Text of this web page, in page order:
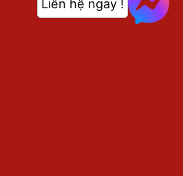
Liên hệ ngay !